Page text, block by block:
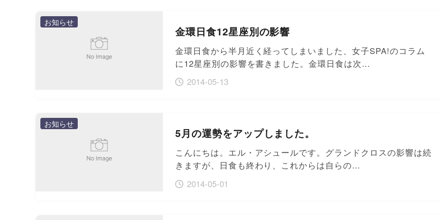
金環日食12星座別の影響
金環日食から半月近く経ってしまいました、女子SPA!のコラム
に12星座別の影響を書きました。金環日食は次…
2014-05-13
お知らせ
5月の運勢をアップしました。
こんにちは。エル・アシュールです。グランドクロスの影響は続
きますが、日食も終わり、これからは自らの…
2014-05-01
お知らせ